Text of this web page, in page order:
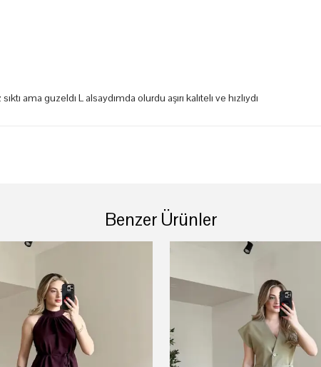
ama guzeldı L alsaydımda olurdu aşırı kalıtelı ve hızlıydı
Benzer Ürünler